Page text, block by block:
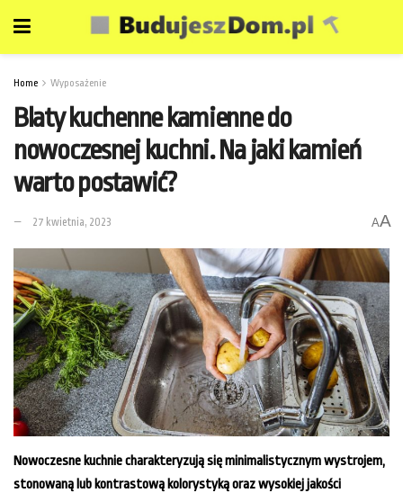
Home Wyposażenie
Blaty kuchenne kamienne do
nowoczesnej kuchni. Na jaki kamień
warto postawić?
27 kwietnia, 2023 AA
Nowoczesne kuchnie charakteryzują się minimalistycznym wystrojem,
stonowaną lub kontrastową kolorystyką oraz wysokiej jakości